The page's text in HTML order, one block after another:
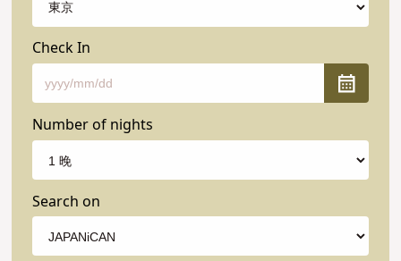
Check In
Number of nights
Search on